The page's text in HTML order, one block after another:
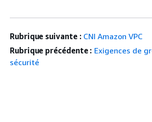
Rubrique suivante : CNI Amazon VPC
Rubrique précédente : Exigences de
sécurité